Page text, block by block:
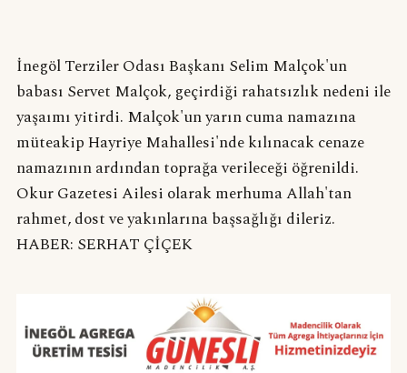
İnegöl Terziler Odası Başkanı Selim Malçok'un
babası Servet Malçok, geçirdiği rahatsızlık nedeni ile
yaşaımı yitirdi. Malçok'un yarın cuma namazına
müteakip Hayriye Mahallesi'nde kılınacak cenaze
namazının ardından toprağa verileceği öğrenildi.
Okur Gazetesi Ailesi olarak merhuma Allah'tan
rahmet, dost ve yakınlarına başsağlığı dileriz.
HABER: SERHAT ÇİÇEK